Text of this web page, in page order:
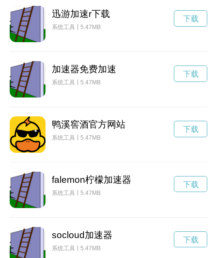
迅游加速r下载
系统工具 5.47MB
下载
加速器免费加速
系统工具 5.47MB
下载
鸭溪窖酒官方网站
系统工具 5.47MB
下载
falemon柠檬加速器
系统工具 5.47MB
下载
socloud加速器
系统工具 5.47MB
下载